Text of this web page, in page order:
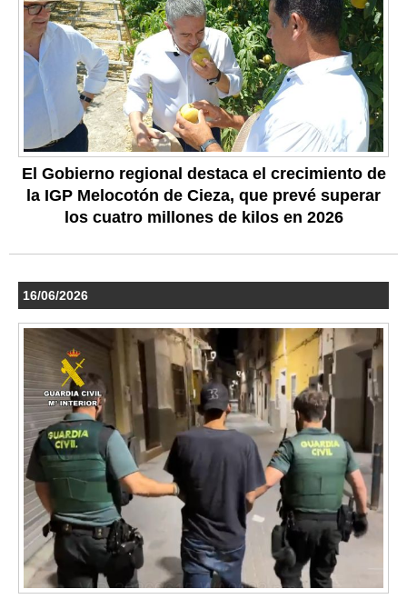
El Gobierno regional destaca el crecimiento de
la IGP Melocotón de Cieza, que prevé superar
los cuatro millones de kilos en 2026
16/06/2026